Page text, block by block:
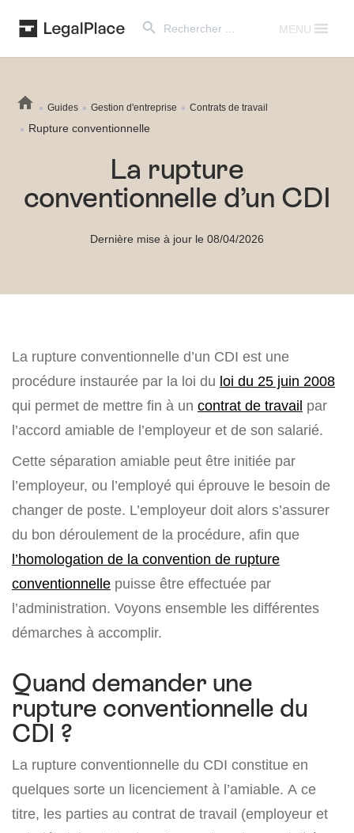
for:
MENU
Guides Gestion d'entreprise Contrats de travail
Rupture conventionnelle
La rupture
conventionnelle d’un CDI
Dernière mise à jour le 08/04/2026
La rupture conventionnelle d’un CDI est une
procédure instaurée par la loi du loi du 25 juin 2008
qui permet de mettre fin à un contrat de travail par
l’accord amiable de l’employeur et de son salarié.
Cette séparation amiable peut être initiée par
l’employeur, ou l’employé qui éprouve le besoin de
changer de poste. L’employeur doit alors s’assurer
du bon déroulement de la procédure, afin que
l’homologation de la convention de rupture
conventionnelle puisse être effectuée par
l’administration. Voyons ensemble les différentes
démarches à accomplir.
Quand demander une
rupture conventionnelle du
CDI ?
La rupture conventionnelle du CDI constitue en
quelques sorte un licenciement à l’amiable. A ce
titre, les parties au contrat de travail (employeur et